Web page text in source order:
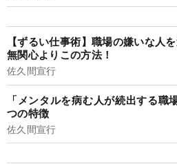
【ずるい仕事術】職場の嫌いな人
無関心よりこの方法！
佐久間宣行
「メンタルを病む人が続出する職
つの特徴
佐久間宣行